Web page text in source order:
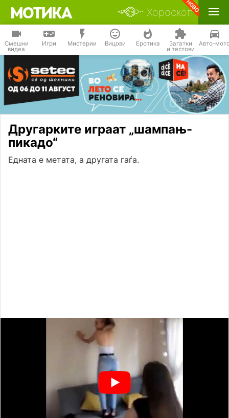
Хороскоп
Смешни
видеа
Игри Мистерии Вицови Еротика Загатки
и тестови
Авто-
Другарките играат „шампањ-
пикадо“
Едната е метата, а другата гаѓа.